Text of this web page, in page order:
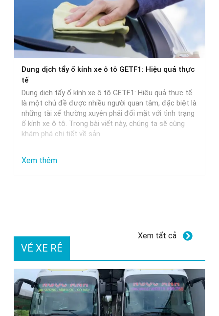
Chọn
Mua
Cà
Phê
Hạt
Cao
Cấp:
Trung
Nguyên,
Milano
Dung dịch tẩy ố kính xe ô tô GETF1: Hiệu quả thực
tế
Dung dịch tẩy ố kính xe ô tô GETF1: Hiệu quả thực tế
là một chủ đề được nhiều người quan tâm, đặc biệt là
những tài xế thường xuyên phải đối mặt với tình trạng
ố kính xe ô tô. Trong bài viết này, chúng ta sẽ cùng
khám phá chi tiết về sản…
Xem thêm:
xe
tô
GETF1:
quả
VÉ XE RẺ
Xem tất cả